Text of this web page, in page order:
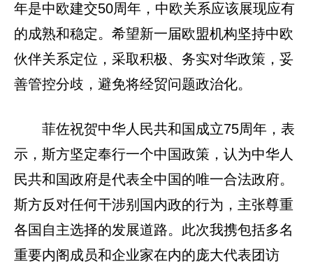
年是中欧建交50周年，中欧关系应该展现应有
的成熟和稳定。希望新一届欧盟机构坚持中欧
伙伴关系定位，采取积极、务实对华政策，妥
善管控分歧，避免将经贸问题政治化。
菲佐祝贺中华人民共和国成立75周年，表
示，斯方坚定奉行一个中国政策，认为中华人
民共和国政府是代表全中国的唯一合法政府。
斯方反对任何干涉别国内政的行为，主张尊重
各国自主选择的发展道路。此次我携包括多名
重要内阁成员和企业家在内的庞大代表团访